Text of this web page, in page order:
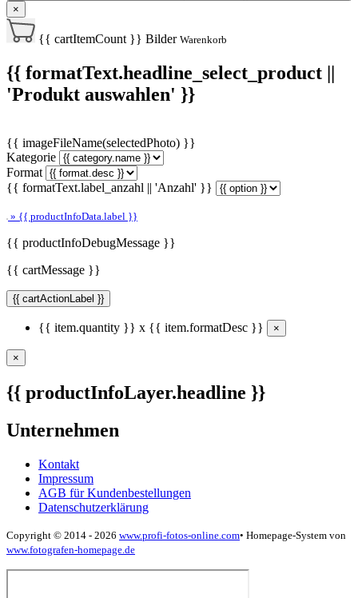
×
{{ cartItemCount }} Bilder Warenkorb
{{ formatText.headline_select_product ||
'Produkt auswahlen' }}
{{ imageFileName(selectedPhoto) }}
Kategorie
Format
{{ formatText.label_anzahl || 'Anzahl' }}
» {{ productInfoData.label }}
{{ productInfoDebugMessage }}
{{ cartMessage }}
{{ cartActionLabel }}
{{ item.quantity }} x {{ item.formatDesc }} ×
×
{{ productInfoLayer.headline }}
Unternehmen
Kontakt
Impressum
AGB für Kundenbestellungen
Datenschutzerklärung
Copyright © 2014 - 2026 www.profi-fotos-online.com• Homepage-System von
www.fotografen-homepage.de